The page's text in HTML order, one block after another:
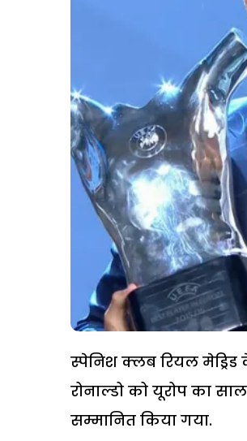
स्पेनिश क्लब रियल मेड्रिड
रोनाल्डो को यूरोप का
सम्मानित किया गया.